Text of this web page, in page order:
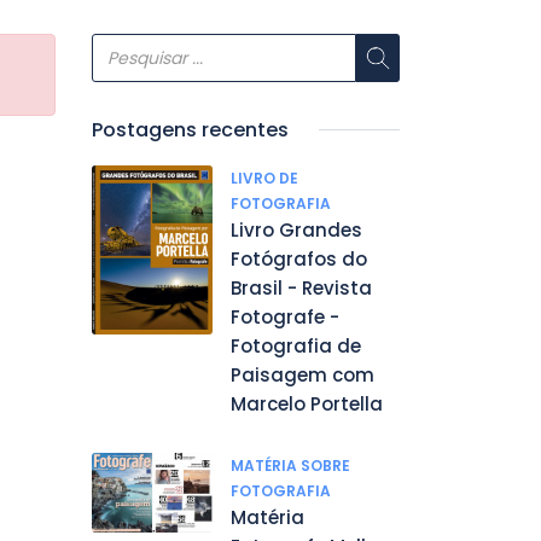
Postagens recentes
LIVRO DE
FOTOGRAFIA
Livro Grandes
Fotógrafos do
Brasil - Revista
Fotografe -
Fotografia de
Paisagem com
Marcelo Portella
MATÉRIA SOBRE
FOTOGRAFIA
Matéria